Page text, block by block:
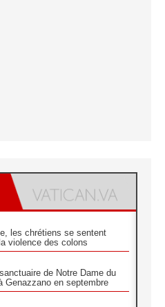
les chrétiens se sentent
violence des colons
de Notre Dame du
Genazzano en septembre